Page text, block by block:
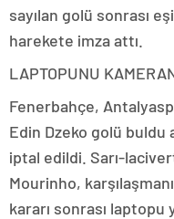
sayılan golü sonrası
harekete imza attı.
LAPTOPUNU
Fenerbahçe,
Edin Dzeko golü
iptal edildi. Sarı-
Mourinho,
kararı sonrası laptopu